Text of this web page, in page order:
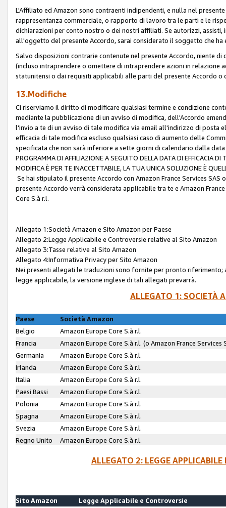
L'Affiliato ed Amazon sono contraenti indipendenti, e nulla nel
rappresentanza commerciale, o rapporto di lavoro tra le parti e le
dichiarazioni per conto nostro o dei nostri affiliati. Se autorizzi,
all'oggetto del presente Accordo, sarai considerato il soggetto che
Salvo disposizioni contrarie contenute nel presente Accordo, niente
(incluso intraprendere o omettere di intraprendere azioni in relazione
statunitensi o dai requisiti applicabili alle parti del presente Accordo o
13.Modifiche
Ci riserviamo il diritto di modificare qualsiasi termine e condizione
mediante la pubblicazione di un avviso di modifica, dell'Accordo
l'invio a te di un avviso di tale modifica via email all'indirizzo di
efficacia di tale modifica escluso qualsiasi caso di aumento delle
specificata che non sarà inferiore a sette giorni di calendario dalla data
PROGRAMMA DI AFFILIAZIONE A SEGUITO DELLA DATA DI EFFICACIA
MODIFICA È PER TE INACCETTABILE, LA TUA UNICA SOLUZIONE È
Se hai stipulato il presente Accordo con Amazon France Services
presente Accordo verrà considerata applicabile tra te e Amazon
Core S.à r.l.
Allegato 1:Società Amazon e Sito Amazon per Paese
Allegato 2:Legge Applicabile e Controversie relative al Sito Amazon
Allegato 3:Tasse relative al Sito Amazon
Allegato 4:Informativa Privacy per Sito Amazon
Nei presenti allegati le traduzioni sono fornite per pronto riferimento;
legge applicabile, la versione inglese di tali allegati prevarrà.
ALLEGATO 1: SOCIETÀ
Paese
Società Amazon
Belgio
Amazon Europe Core S.à r.l.
Francia
Amazon Europe Core S.à r.l. (o Amazon France
Germania
Amazon Europe Core S.à r.l.
Irlanda
Amazon Europe Core S.à r.l.
Italia
Amazon Europe Core S.à r.l.
Paesi Bassi
Amazon Europe Core S.à r.l.
Polonia
Amazon Europe Core S.à r.l.
Spagna
Amazon Europe Core S.à r.l.
Svezia
Amazon Europe Core S.à r.l.
Regno Unito
Amazon Europe Core S.à r.l.
ALLEGATO 2: LEGGE
Sito Amazon
Legge Applicabile e Controversie